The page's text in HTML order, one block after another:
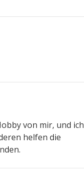
von mir, und ich
helfen die